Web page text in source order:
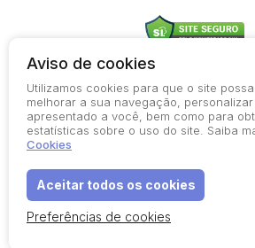
© 2026-present - Todos os
Política de
Termos de Uso
Aviso de cookies
Utilizamos cookies para que o site
melhorar a sua navegação,
apresentado a você, bem como para
estatísticas sobre o uso do site. Saiba
Cookies
Aceitar todos os cookies
Preferências de cookies